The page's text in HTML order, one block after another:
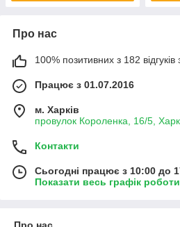
Про нас
100% позитивних з 182 відгуків
Працює з 01.07.2016
м. Харків
провулок Короленка, 16/5,
Контакти
Сьогодні працює з 10:00 до
Показати весь графік роботи
Про нас